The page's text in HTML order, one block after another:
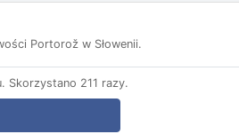
Portorož w Słowenii.
Skorzystano 211 razy.